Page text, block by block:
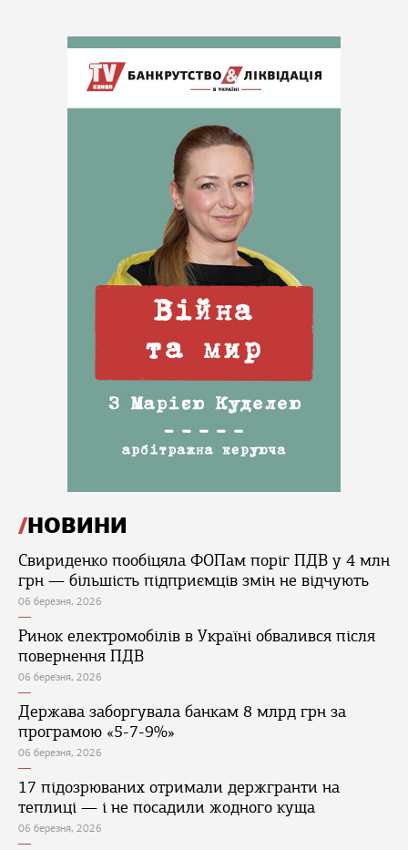
НОВИНИ
Свириденко пообіцяла ФОПам поріг ПДВ у 4 млн
грн — більшість підприємців змін не відчують
06 березня, 2026
Ринок електромобілів в Україні обвалився після
повернення ПДВ
06 березня, 2026
Держава заборгувала банкам 8 млрд грн за
програмою «5-7-9%»
06 березня, 2026
17 підозрюваних отримали держгранти на
теплиці — і не посадили жодного куща
06 березня, 2026